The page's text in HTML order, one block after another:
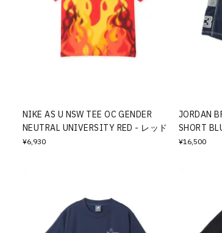
NIKE AS U NSW TEE OC GENDER
NEUTRAL UNIVERSITY RED - レッド
¥6,930
JORDAN
SHORT
¥16,500